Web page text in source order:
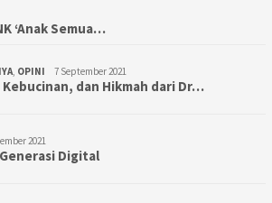
‘Anak Semua…
, OPINI 7 September 2021
Kebucinan, dan Hikmah dari Dr…
2021
Digital